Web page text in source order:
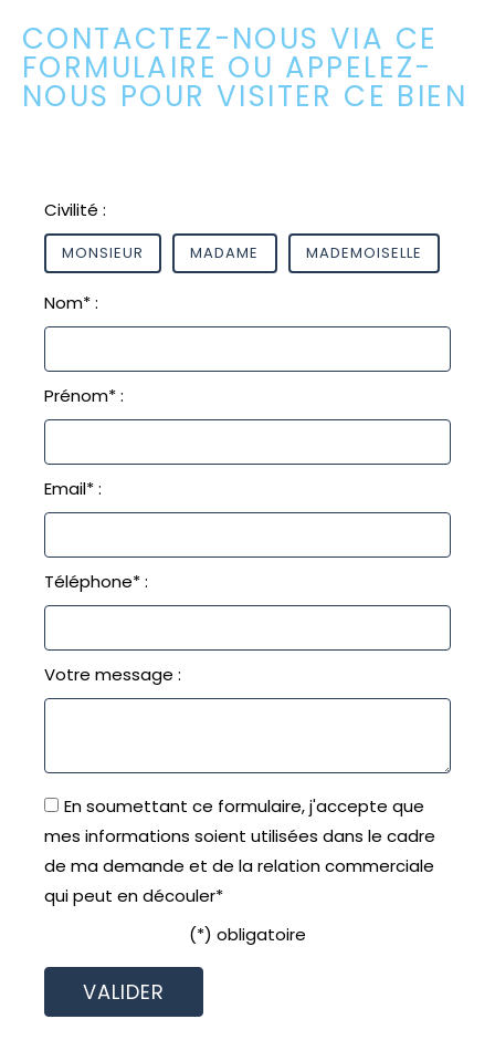
CONTACTEZ-NOUS VIA CE
FORMULAIRE OU APPELEZ-
NOUS POUR VISITER CE BIEN
Civilité :
MONSIEUR MADAME MADEMOISELLE
Nom* :
Prénom* :
Email* :
Téléphone* :
Votre message :
En soumettant ce formulaire, j'accepte que
mes informations soient utilisées dans le cadre
de ma demande et de la relation commerciale
qui peut en découler*
(*) obligatoire